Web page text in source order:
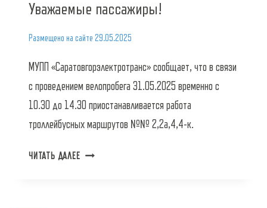
Уважаемые пассажиры!
Размещено на сайте 29.05.2025
МУПП «Саратовгорэлектротранс» сообщает, что в связи
с проведением велопробега 31.05.2025 временно с
10.30 до 14.30 приостанавливается работа
троллейбусных маршрутов №№ 2,2а,4,4-к.
ЧИТАТЬ ДАЛЕЕУВАЖАЕМЫЕ